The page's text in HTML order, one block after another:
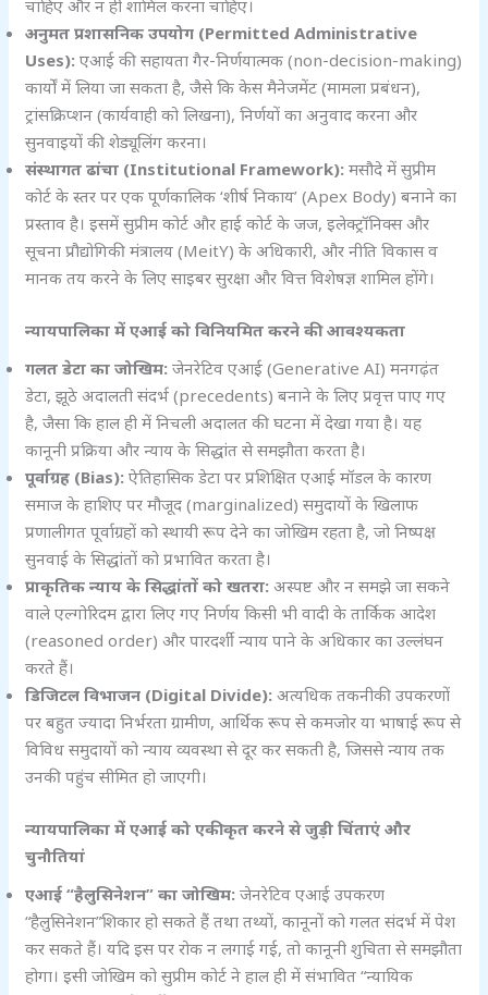
चाहिए और न ही शामिल करना चाहिए।
अनुमत प्रशासनिक उपयोग (Permitted Administrative
Uses): एआई की सहायता गैर-निर्णयात्मक (non-decision-making)
कार्यों में लिया जा सकता है, जैसे कि केस मैनेजमेंट (मामला प्रबंधन),
ट्रांसक्रिप्शन (कार्यवाही को लिखना), निर्णयों का अनुवाद करना और
सुनवाइयों की शेड्यूलिंग करना।
संस्थागत ढांचा (Institutional Framework): मसौदे में सुप्रीम
कोर्ट के स्तर पर एक पूर्णकालिक ‘शीर्ष निकाय’ (Apex Body) बनाने का
प्रस्ताव है। इसमें सुप्रीम कोर्ट और हाई कोर्ट के जज, इलेक्ट्रॉनिक्स और
सूचना प्रौद्योगिकी मंत्रालय (MeitY) के अधिकारी, और नीति विकास व
मानक तय करने के लिए साइबर सुरक्षा और वित्त विशेषज्ञ शामिल होंगे।
न्यायपालिका में एआई को विनियमित करने की आवश्यकता
गलत डेटाका जोखिम: जेनरेटिव एआई (Generative AI) मनगढ़ंत
डेटा, झूठे अदालती संदर्भ (precedents) बनाने के लिए प्रवृत्त पाए गए
है, जैसा कि हाल ही में निचली अदालत की घटना में देखा गया है। यह
कानूनी प्रक्रिया और न्याय के सिद्धांत से समझौता करता है।
पूर्वाग्रह (Bias): ऐतिहासिक डेटा पर प्रशिक्षित एआई मॉडल के कारण
समाज के हाशिए पर मौजूद (marginalized) समुदायों के खिलाफ
प्रणालीगत पूर्वाग्रहों को स्थायी रूप देने का जोखिम रहता है, जो निष्पक्ष
सुनवाई के सिद्धांतों को प्रभावित करता है।
प्राकृतिक न्याय के सिद्धांतों को खतरा: अस्पष्ट और न समझे जा सकने
वाले एल्गोरिदम द्वारा लिए गए निर्णय किसी भी वादी के तार्किक आदेश
(reasoned order) और पारदर्शी न्याय पाने के अधिकार का उल्लंघन
करते हैं।
डिजिटल विभाजन (Digital Divide): अत्यधिक तकनीकी उपकरणों
पर बहुत ज्यादा निर्भरता ग्रामीण, आर्थिक रूप से कमजोर या भाषाई रूप से
विविध समुदायों को न्याय व्यवस्था से दूर कर सकती है, जिससे न्याय तक
उनकी पहुंच सीमित हो जाएगी।
न्यायपालिका में एआई को एकीकृत करने से जुड़ी चिंताएं और
चुनौतियां
एआई “हैलुसिनेशन” का जोखिम: जेनरेटिव एआई उपकरण
“हैलुसिनेशन”शिकार हो सकते हैं तथा तथ्यों, कानूनों को गलत संदर्भ में पेश
कर सकते हैं। यदि इस पर रोक न लगाई गई, तो कानूनी शुचिता से समझौता
होगा। इसी जोखिम को सुप्रीम कोर्ट ने हाल ही में संभावित “न्यायिक